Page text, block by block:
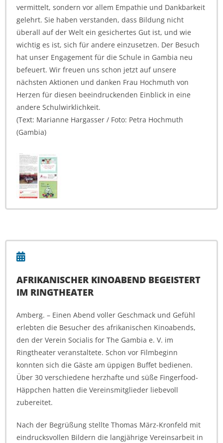
vermittelt, sondern vor allem Empathie und Dankbarkeit
gelehrt. Sie haben verstanden, dass Bildung nicht
überall auf der Welt ein gesichertes Gut ist, und wie
wichtig es ist, sich für andere einzusetzen. Der Besuch
hat unser Engagement für die Schule in Gambia neu
befeuert. Wir freuen uns schon jetzt auf unsere
nächsten Aktionen und danken Frau Hochmuth von
Herzen für diesen beeindruckenden Einblick in eine
andere Schulwirklichkeit.
(Text: Marianne Hargasser / Foto: Petra Hochmuth
(Gambia)
AFRIKANISCHER KINOABEND BEGEISTERT
IM RINGTHEATER
Amberg. – Einen Abend voller Geschmack und Gefühl
erlebten die Besucher des afrikanischen Kinoabends,
den der Verein Socialis for The Gambia e. V. im
Ringtheater veranstaltete. Schon vor Filmbeginn
konnten sich die Gäste am üppigen Buffet bedienen.
Über 30 verschiedene herzhafte und süße Fingerfood-
Häppchen hatten die Vereinsmitglieder liebevoll
zubereitet.
Nach der Begrüßung stellte Thomas März-Kronfeld mit
eindrucksvollen Bildern die langjährige Vereinsarbeit in